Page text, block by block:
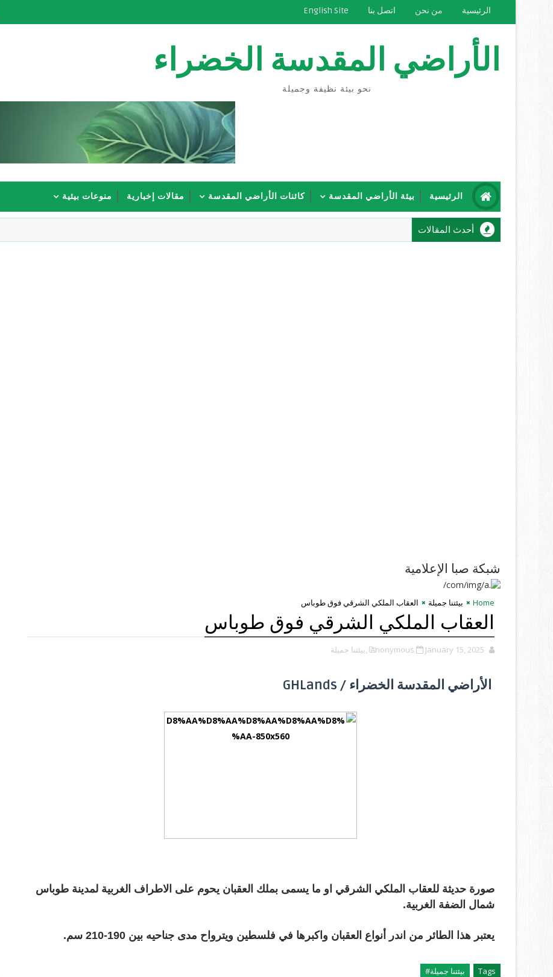
الرئيسية من نحن اتصل بنا English Site
الأراضي المقدسة الخضراء
نحو بيئة نظيفة وجميلة
الرئيسية بيئة الأراضي المقدسة كائنات الأراضي المقدسة مقالات إخبارية منوعات بيئية
أحدث المقالات
شبكة صبا الإعلامية
Home بيئتنا جميلة العقاب الملكي الشرقي فوق طوباس
العقاب الملكي الشرقي فوق طوباس
Anonymous January 15, 2025 ,بيئتنا جميلة
الأراضي المقدسة الخضراء / GHLands
صورة حديثة للعقاب الملكي الشرقي او ما يسمى بملك العقبان يحوم على الاطراف الغربية لمدينة طوباس
شمال الضفة الغربية.
يعتبر هذا الطائر من اندر أنواع العقبان واكبرها في فلسطين ويترواح مدى جناحيه بين 190-210 سم.
Tags
بيئتنا جميلة#